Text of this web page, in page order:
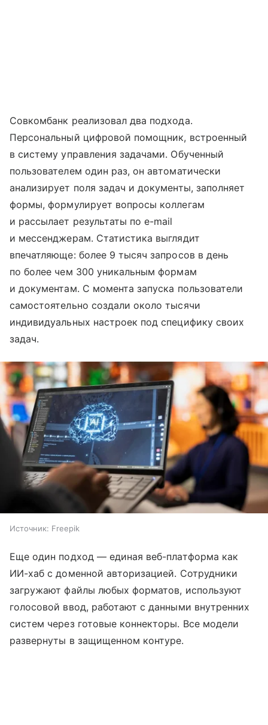
Совкомбанк реализовал два подхода.
Персональный цифровой помощник, встроенный
в систему управления задачами. Обученный
пользователем один раз, он автоматически
анализирует поля задач и документы, заполняет
формы, формулирует вопросы коллегам
и рассылает результаты по e-mail
и мессенджерам. Статистика выглядит
впечатляюще: более 9 тысяч запросов в день
по более чем 300 уникальным формам
и документам. С момента запуска пользователи
самостоятельно создали около тысячи
индивидуальных настроек под специфику своих
задач.
Источник: Freepik
Еще один подход — единая веб-платформа как
ИИ-хаб с доменной авторизацией. Сотрудники
загружают файлы любых форматов, используют
голосовой ввод, работают с данными внутренних
систем через готовые коннекторы. Все модели
развернуты в защищенном контуре.